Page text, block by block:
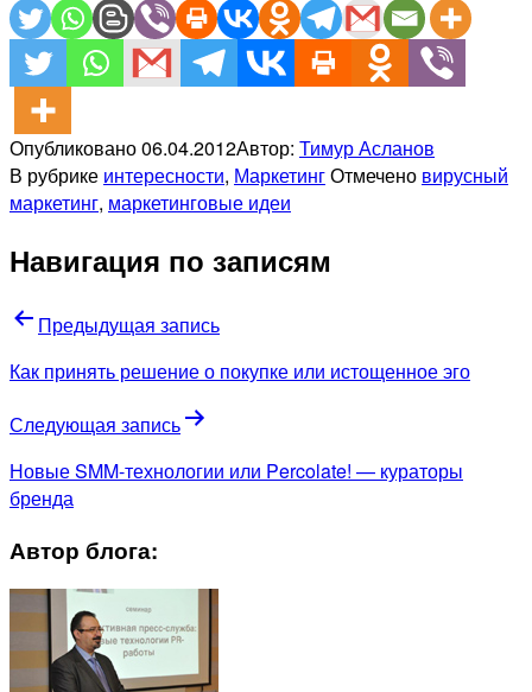
Опубликовано06.04.2012Автор: Тимур Асланов
В рубрике интересности, МаркетингОтмечено вирусный
маркетинг, маркетинговые идеи
Навигация по записям
Предыдущая запись
Как принять решение о покупке или истощенное эго
Следующая запись
Новые SMM-технологии или Percolate! — кураторы
бренда
Автор блога: